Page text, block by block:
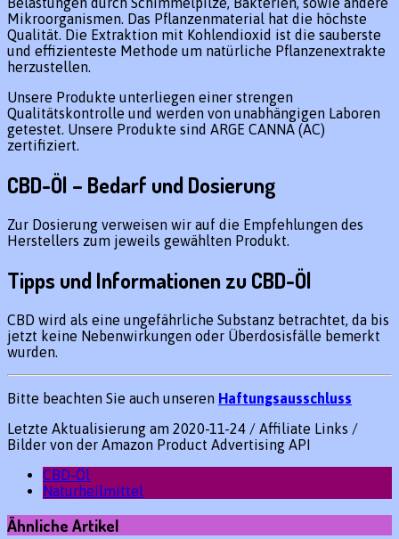
Mikroorganismen. Das Pflanzenmaterial hat die höchste
Qualität. Die Extraktion mit Kohlendioxid ist die sauberste
und effizienteste Methode um natürliche Pflanzenextrakte
herzustellen.
Unsere Produkte unterliegen einer strengen
Qualitätskontrolle und werden von unabhängigen Laboren
getestet. Unsere Produkte sind ARGE CANNA (AC)
zertifiziert.
CBD-Öl – Bedarf und Dosierung
Zur Dosierung verweisen wir auf die Empfehlungen des
Herstellers zum jeweils gewählten Produkt.
Tipps und Informationen zu CBD-Öl
CBD wird als eine ungefährliche Substanz betrachtet, da bis
jetzt keine Nebenwirkungen oder Überdosisfälle bemerkt
wurden.
Bitte beachten Sie auch unseren Haftungsausschluss
Letzte Aktualisierung am 2020-11-24 / Affiliate Links /
Bilder von der Amazon Product Advertising API
CBD-Öl
Naturheilmittel
Ähnliche Artikel